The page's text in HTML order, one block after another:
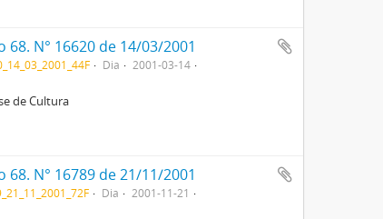
N° 16620 de 14/03/2001
Dia
2001-03-14
de Cultura
N° 16789 de 21/11/2001
Dia
2001-11-21